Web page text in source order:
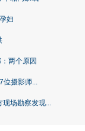
妇
两个原因
位摄影师...
现场勘察发现...